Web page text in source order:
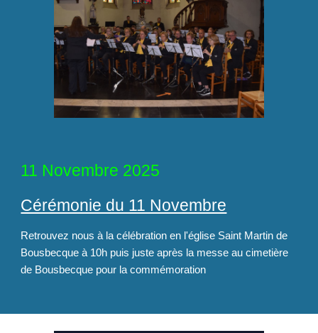
11 Novembre 2025
Cérémonie du 11 Novembre
Retrouvez nous à la célébration en l'église Saint Martin de
Bousbecque à 10h puis juste après la messe au cimetière
de Bousbecque pour la commémoration